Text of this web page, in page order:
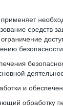
средств
и
обработку